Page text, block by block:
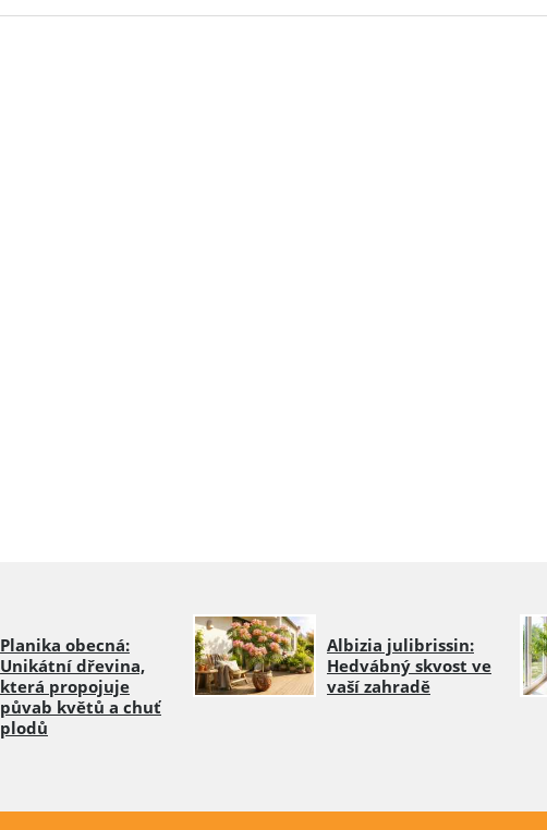
Planika obecná:
Unikátní dřevina,
která propojuje
půvab květů a chuť
plodů
Albizia julibrissin:
Hedvábný skvost ve
vaší zahradě